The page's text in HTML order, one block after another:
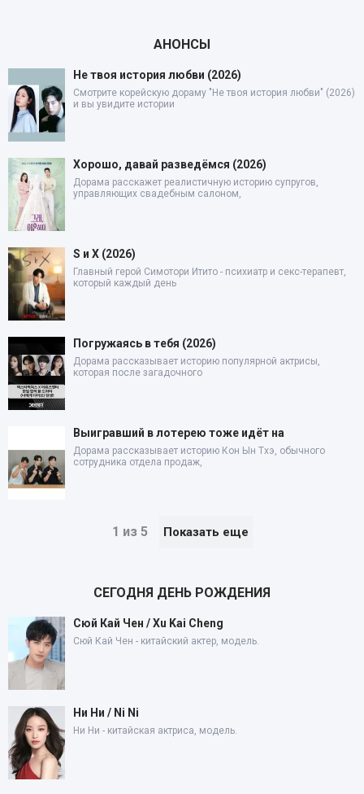
АНОНСЫ
Не твоя история любви (2026)
Смотрите корейскую дораму "Не твоя история любви" (2026)
и вы увидите истории
Хорошо, давай разведёмся (2026)
Дорама расскажет реалистичную историю супругов,
управляющих свадебным салоном,
S и X (2026)
Главный герой Симотори Итито - психиатр и секс-терапевт,
который каждый день
Погружаясь в тебя (2026)
Дорама рассказывает историю популярной актрисы,
которая после загадочного
Выигравший в лотерею тоже идёт на
Дорама рассказывает историю Кон Ын Тхэ, обычного
сотрудника отдела продаж,
1 из 5 Показать еще
СЕГОДНЯ ДЕНЬ РОЖДЕНИЯ
Сюй Кай Чен / Xu Kai Cheng
Сюй Кай Чен - китайский актер, модель.
Ни Ни / Ni Ni
Ни Ни - китайская актриса, модель.